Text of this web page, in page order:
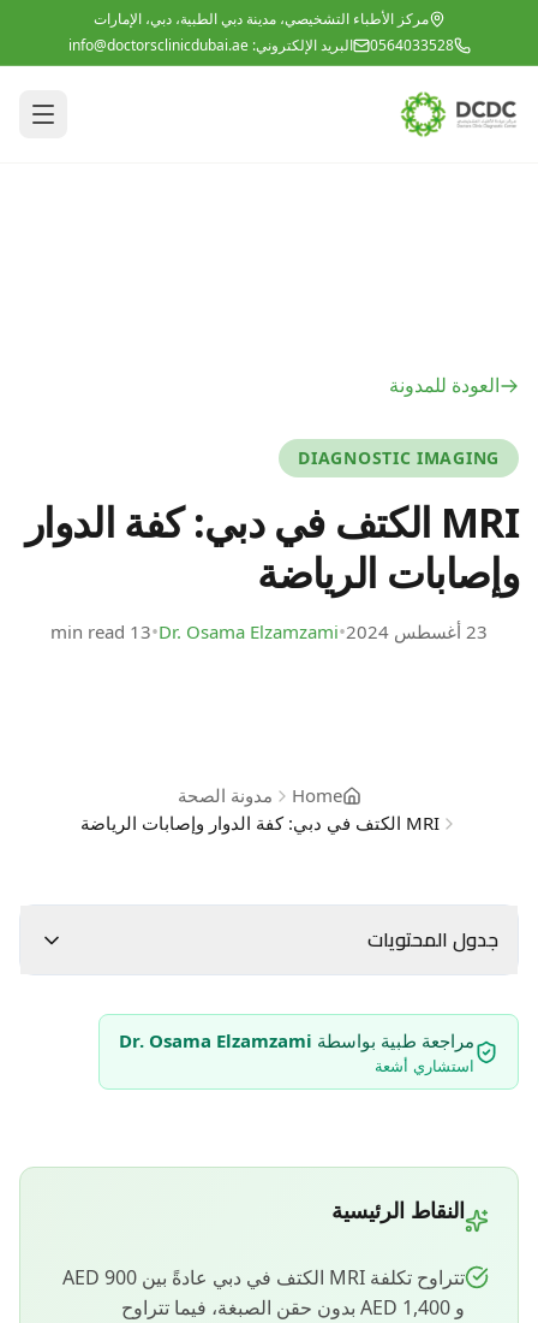
تخطي إلى المحتوى الرئيسيمركز الأطباء التشخيصي، مدينة دبي الطبية، دبي، الإمارات
0564033528
البريد الإلكتروني: info@doctorsclinicdubai.ae
العودة للمدونة
DIAGNOSTIC IMAGING
MRI الكتف في دبي: كفة الدوار
وإصابات الرياضة
23 أغسطس 2024 •
Dr. Osama Elzamzami
•
13 min read
Home
مدونة الصحة
MRI الكتف في دبي: كفة الدوار وإصابات الرياضة
جدول المحتويات
مراجعة طبية بواسطة Dr. Osama Elzamzami
استشاري أشعة
النقاط الرئيسية
تتراوح تكلفة MRI الكتف في دبي عادةً بين AED 900
و AED 1,400 بدون حقن الصبغة، فيما تتراوح